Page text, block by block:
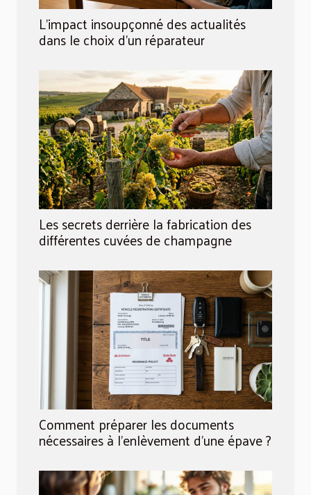
L’impact insoupçonné des actualités
dans le choix d’un réparateur
Les secrets derrière la fabrication des
différentes cuvées de champagne
Comment préparer les documents
nécessaires à l'enlèvement d'une épave ?